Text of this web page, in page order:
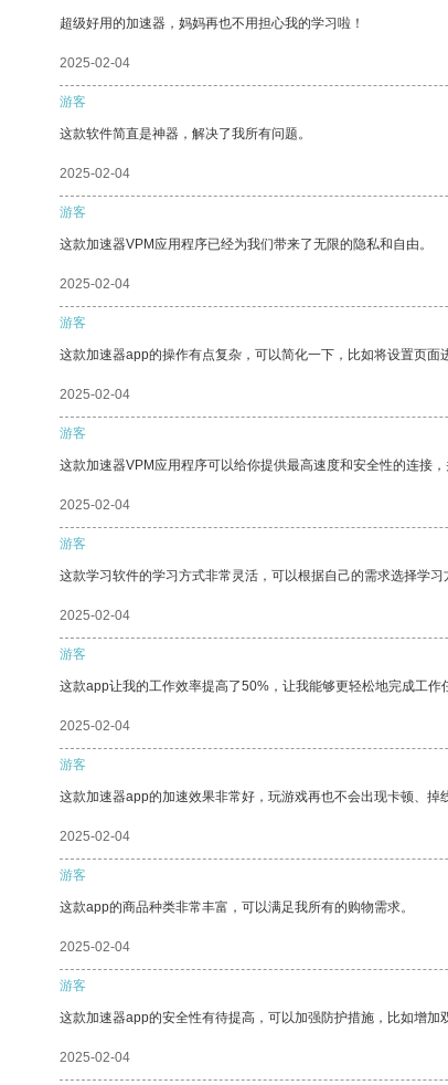
超级好用的加速器，妈妈再也不用担心我的学习啦！
2025-02-04
游客
这款软件简直是神器，解决了我所有问题。
2025-02-04
游客
这款加速器VPM应用程序已经为我们带来了无限的隐私和自由。
2025-02-04
游客
这款加速器app的操作有点复杂，可以简化一下，比如将设置页面
2025-02-04
游客
这款加速器VPM应用程序可以给你提供最高速度和安全性的连接，
2025-02-04
游客
这款学习软件的学习方式非常灵活，可以根据自己的需求选择学习
2025-02-04
游客
这款app让我的工作效率提高了50%，让我能够更轻松地完成工
2025-02-04
游客
这款加速器app的加速效果非常好，玩游戏再也不会出现卡顿、
2025-02-04
游客
这款app的商品种类非常丰富，可以满足我所有的购物需求。
2025-02-04
游客
这款加速器app的安全性有待提高，可以加强防护措施，比如增加
2025-02-04